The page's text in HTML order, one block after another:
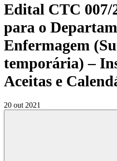
Edital CTC 007/
para o
Enfermagem
temporária) –
Aceitas e
20 out 2021